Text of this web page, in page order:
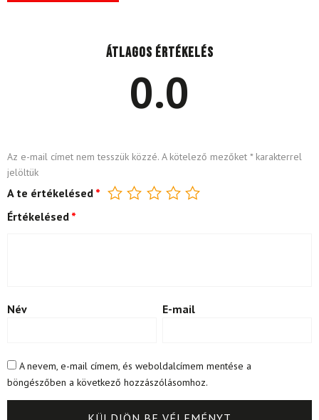
Átlagos értékelés
0.0
Az e-mail címet nem tesszük közzé. A kötelező mezőket *karakterrel
jelöltük
A te értékelésed *
Értékelésed *
Név E-mail
A nevem, e-mail címem, és weboldalcímem mentése a
böngészőben a következő hozzászólásomhoz.